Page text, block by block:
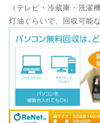
（テレビ・冷蔵庫・洗濯
灯油ぐらいで、回収可能